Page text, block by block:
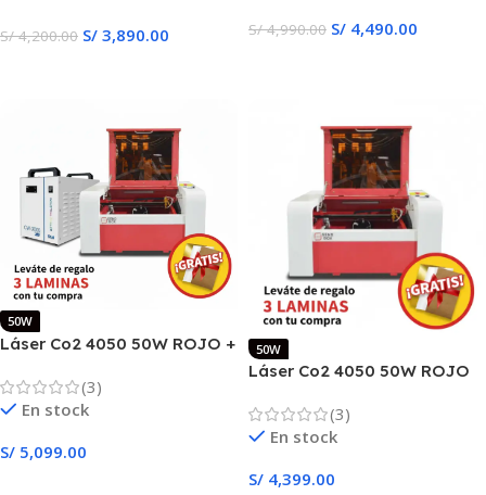
S/4,200.00 S/ 3,890.00 S/4,990.00 S/ 4,490.00
50W
Láser Co2 4050 50W ROJO +
(3)
En stock
S/ 5,099.00
50W
Láser Co2 4050 50W ROJO
Automático
(3)
En stock
S/ 4,399.00